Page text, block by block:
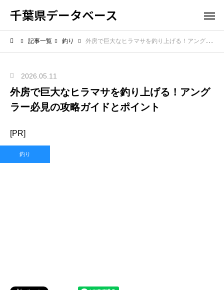
千葉県データベース
記事一覧 釣り 外房で巨大なヒラマサを釣り上げる！アングラー必見の攻略ガイドとポイント
2026.05.11
外房で巨大なヒラマサを釣り上げる！アング
ラー必見の攻略ガイドとポイント
[PR]
釣り